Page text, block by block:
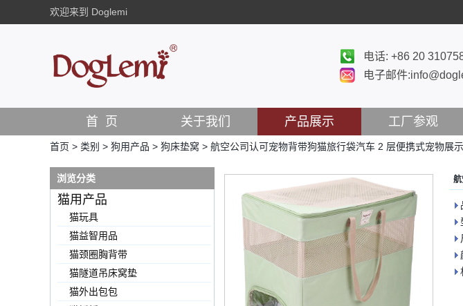
欢迎来到 Doglemi
电话: +86 20
电子邮件
首 页 关于我们 产品展示 工厂参观
首页 > 类别 > 狗用产品 > 狗床垫窝 > 航空公司认可宠物背带狗猫旅行袋汽车 2 层便携式宠物展
浏览分类
猫用产品
猫玩具
猫益智用品
猫颈圈胸背带
猫隧道吊床窝垫
猫外出包包